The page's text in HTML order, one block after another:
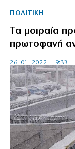
ΠΟΛΙΤΙΚΗ
Tα μοιραία
πρωτοφανή
26|01|2022 | 9:33